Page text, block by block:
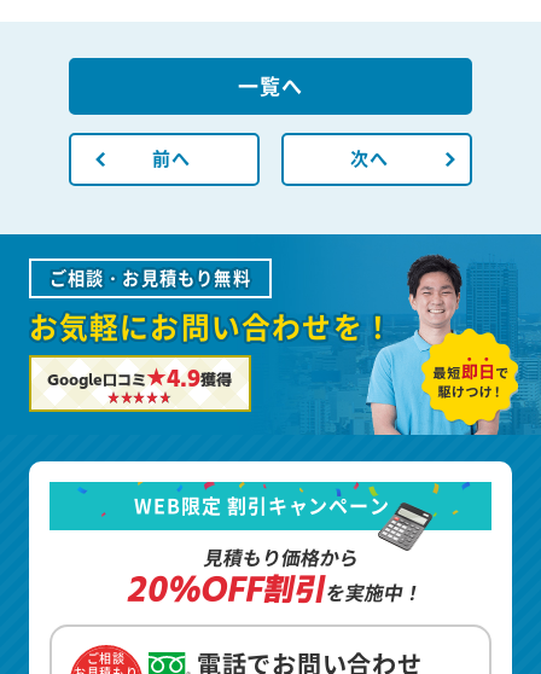
前へ
一覧へ
次へ
ご相談・お見積もり無料
お気軽にお問い合わせを！
Google口コミ★4.9獲得
WEB限定 割引キャンペーン
見積もり価格から
20%OFF割引を実施中！
ご相談
電話でお問い合わせ